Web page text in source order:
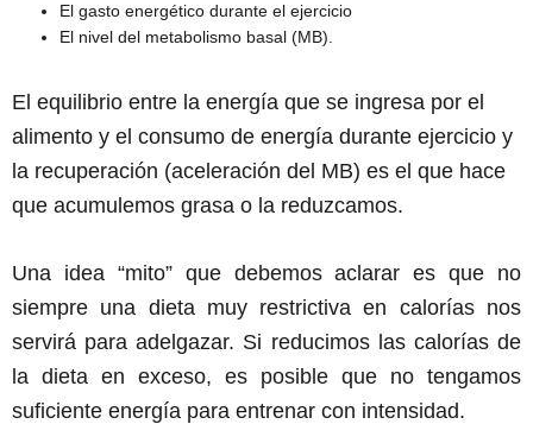
El gasto energético durante el ejercicio
El nivel del metabolismo basal (MB).
El equilibrio entre la energía que se ingresa por el
alimento y el consumo de energía durante ejercicio y
la recuperación (aceleración del MB) es el que hace
que acumulemos grasa o la reduzcamos.
Una idea “mito” que debemos aclarar es que no
siempre una dieta muy restrictiva en calorías nos
servirá para adelgazar. Si reducimos las calorías de
la dieta en exceso, es posible que no tengamos
suficiente energía para entrenar con intensidad.